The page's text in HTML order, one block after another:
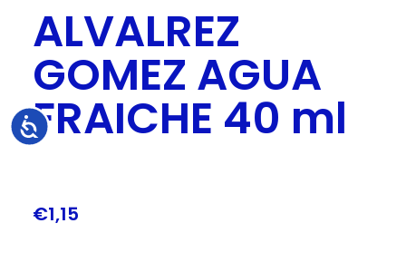
Accesibilidad
ALVALREZ
GOMEZ AGUA
FRAICHE 40 ml
€1,15